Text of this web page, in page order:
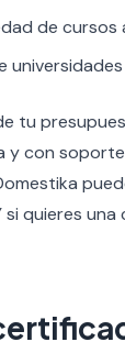
de
tu
y con
si quieres